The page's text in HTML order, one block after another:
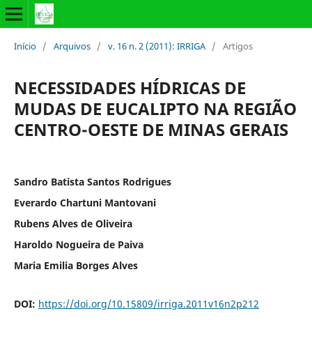
Início / Arquivos / v. 16 n. 2 (2011): IRRIGA / Artigos
NECESSIDADES HÍDRICAS DE
MUDAS DE EUCALIPTO NA REGIÃO
CENTRO-OESTE DE MINAS GERAIS
Sandro Batista Santos Rodrigues
Everardo Chartuni Mantovani
Rubens Alves de Oliveira
Haroldo Nogueira de Paiva
Maria Emilia Borges Alves
DOI: https://doi.org/10.15809/irriga.2011v16n2p212